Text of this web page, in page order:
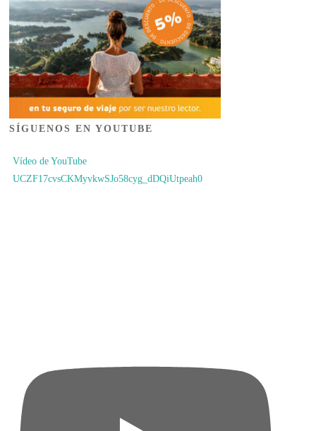
SÍGUENOS EN YOUTUBE
Vídeo de YouTube
UCZF17cvsCKMyvkwSJo58cyg_dDQiUtpeah0